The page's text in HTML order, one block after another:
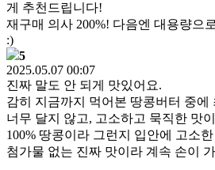
게 추천드립니다!
재구매 의사 200%! 다음엔 대용량으
:)
5
2025.05.07 00:07
진짜 말도 안 되게 맛있어요.
감히 지금까지 먹어본 땅콩버터 중에
너무 달지 않고, 고소하고 묵직한 맛
100% 땅콩이라 그런지 입안에 고소
첨가물 없는 진짜 맛이라 계속 손이